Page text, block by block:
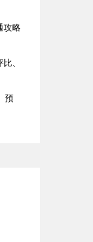
攻略
、
預